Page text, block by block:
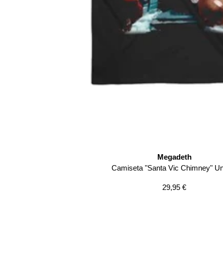
Megadeth
Camiseta "Santa Vic Chimney"
Precio
29,95 €